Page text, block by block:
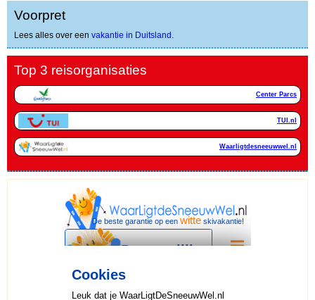
Voorpret
Lees alles over een vakantie in Duitsland.
Top 3 reisorganisaties
Center Parcs
TUI.nl
Waarligtdesneeuwwel.nl